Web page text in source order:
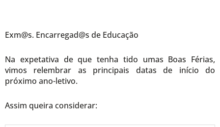
Exm@s. Encarregad@s de Educação
Na expetativa de que tenha tido umas Boas Férias,
vimos relembrar as principais datas de início do
próximo ano-letivo.
Assim queira considerar: